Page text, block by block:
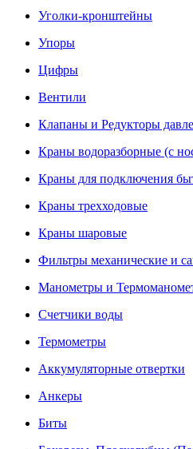
Уголки-кронштейны
Упоры
Цифры
Вентили
Клапаны и Редукторы
Краны водоразборные (с
Краны для подключения
Краны трехходовые
Краны шаровые
Фильтры механические и
Манометры и
Счетчики воды
Термометры
Аккумуляторные отвертки
Анкеры
Биты